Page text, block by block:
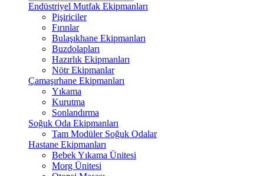
Endüstriyel Mutfak Ekipmanları
Pişiriciler
Fırınlar
Bulaşıkhane Ekipmanları
Buzdolapları
Hazırlık Ekipmanları
Nötr Ekipmanlar
Çamaşırhane Ekipmanları
Yıkama
Kurutma
Sonlandırma
Soğuk Oda Ekipmanları
Tam Modüler Soğuk Odalar
Hastane Ekipmanları
Bebek Yıkama Ünitesi
Morg Ünitesi